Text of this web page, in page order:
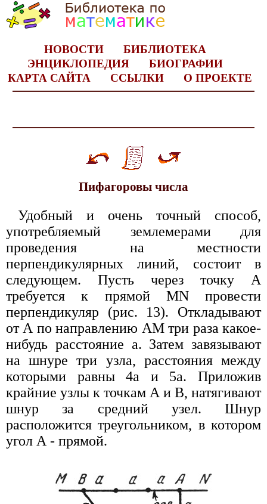
НОВОСТИ
БИБЛИОТЕКА
ЭНЦИКЛОПЕДИЯ
БИОГРАФИИ
КАРТА САЙТА
ССЫЛКИ О ПРОЕКТЕ
Пифагоровы числа
Удобный и очень точный способ,
употребляемый землемерами для
проведения на местности
перпендикулярных линий, состоит в
следующем. Пусть через точку А
требуется к прямой MN провести
перпендикуляр (рис. 13). Откладывают
от А по направлению AM три раза какое-
нибудь расстояние а. Затем завязывают
на шнуре три узла, расстояния между
которыми равны 4а и 5а. Приложив
крайние узлы к точкам А и В, натягивают
шнур за средний узел. Шнур
расположится треугольником, в котором
угол А - прямой.